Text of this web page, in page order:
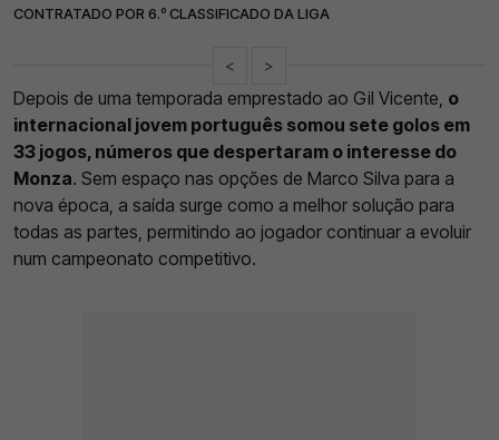
CONTRATADO POR 6.º CLASSIFICADO DA LIGA
< >
Depois de uma temporada emprestado ao Gil Vicente, o
internacional jovem português somou sete golos em
33 jogos, números que despertaram o interesse do
Monza. Sem espaço nas opções de Marco Silva para a
nova época, a saída surge como a melhor solução para
todas as partes, permitindo ao jogador continuar a evoluir
num campeonato competitivo.